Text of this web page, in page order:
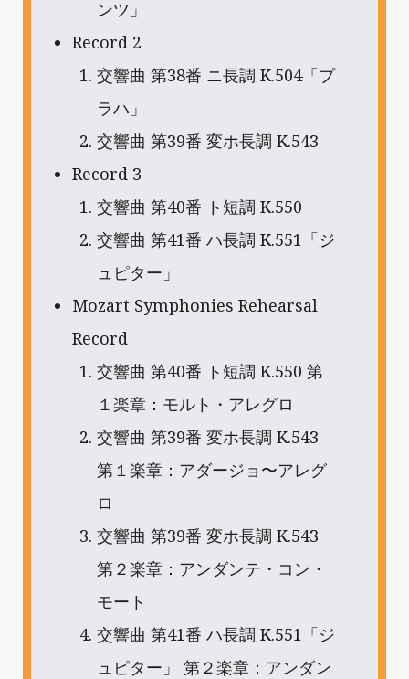
ンツ」
Record 2
交響曲 第38番 ニ長調 K.504「プ
ラハ」
交響曲 第39番 変ホ長調 K.543
Record 3
交響曲 第40番 ト短調 K.550
交響曲 第41番 ハ長調 K.551「ジ
ュピター」
Mozart Symphonies Rehearsal
Record
交響曲 第40番 ト短調 K.550 第
１楽章：モルト・アレグロ
交響曲 第39番 変ホ長調 K.543
第１楽章：アダージョ〜アレグ
ロ
交響曲 第39番 変ホ長調 K.543
第２楽章：アンダンテ・コン・
モート
交響曲 第41番 ハ長調 K.551「ジ
ュピター」 第２楽章：アンダン